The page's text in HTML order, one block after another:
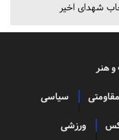
شهدای اخیر
هنر
سیاسی
ورزشی